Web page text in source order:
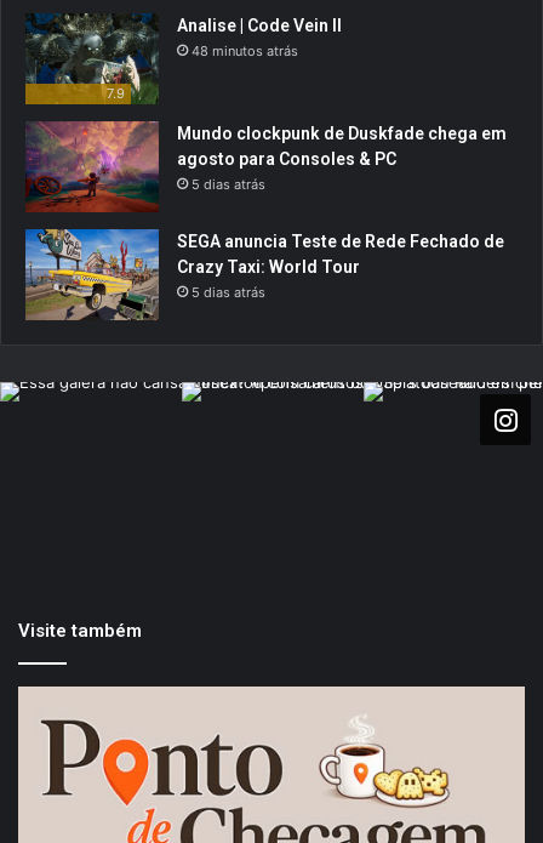
7.9
Analise | Code Vein II
48 minutos atrás
Mundo clockpunk de Duskfade chega em
agosto para Consoles & PC
5 dias atrás
SEGA anuncia Teste de Rede Fechado de
Crazy Taxi: World Tour
5 dias atrás
Visite também